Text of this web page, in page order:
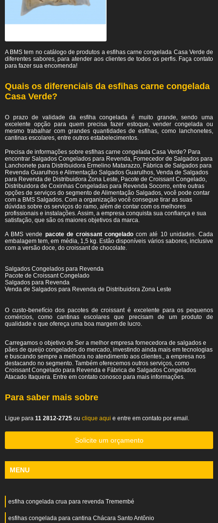
A BMS tem no catálogo de produtos a esfihas carne congelada Casa Verde de
diferentes sabores, para atender aos clientes de todos os perfis. Faça contato
para fazer sua encomenda!
Quais os diferenciais da esfihas carne congelada
Casa Verde?
O prazo de validade da esfiha congelada é muito grande, sendo uma
excelente opção para quem precisa fazer estoque, vender congelada ou
mesmo trabalhar com grandes quantidades de esfihas, como lanchonetes,
cantinas escolares, entre outros estabelecimentos.
Precisa de informações sobre esfihas carne congelada Casa Verde? Para
encontrar Salgados Congelados para Revenda, Fornecedor de Salgados para
Lanchonete para Distribuidora Ermelino Matarazzo, Fábrica de Salgados para
Revenda Guarulhos e Alimentação Salgados Guarulhos, Venda de Salgados
para Revenda de Distribuidora Zona Leste, Pacote de Croissant Congelado,
Distribuidora de Coxinhas Congeladas para Revenda Socorro, entre outras
opções de serviços do segmento de Alimentação Salgados, você pode contar
com a BMS Salgados. Com a organização você consegue tirar as suas
dúvidas sobre os serviços do ramo, além de contar com os melhores
profissionais e instalações. Assim, a empresa conquista sua confiança e sua
satisfação, que são os maiores objetivos da marca.
A BMS vende pacote de croissant congelado com até 10 unidades. Cada
embalagem tem, em média, 1,5 kg. Estão disponíveis vários sabores, inclusive
com a versão doce, do croissant de chocolate.
Salgados Congelados para Revenda
Pacote de Croissant Congelado
Salgados para Revenda
Venda de Salgados para Revenda de Distribuidora Zona Leste
O custo-benefício dos pacotes de croissant é excelente para os pequenos
comércios, como cantinas escolares que precisam de um produto de
qualidade e que ofereça uma boa margem de lucro.
Carregamos o objetivo de Ser a melhor empresa fornecedora de salgados e
pães de queijo congelados do mercado, investindo ainda mais em tecnologias
e buscando sempre a melhora no atendimento aos clientes., a empresa nos
destacando no segmento. Também oferecemos outros serviços, como
Croissant Congelado para Revenda e Fábrica de Salgados Congelados
Atacado Itaquera. Entre em contato conosco para mais informações.
Para saber mais sobre
Ligue para 11 2812-2725 ou clique aqui e entre em contato por email.
Solicite um orçamento
MENU
esfiha congelada crua para revenda Tremembé
esfihas congelada para cantina Chácara Santo Antônio